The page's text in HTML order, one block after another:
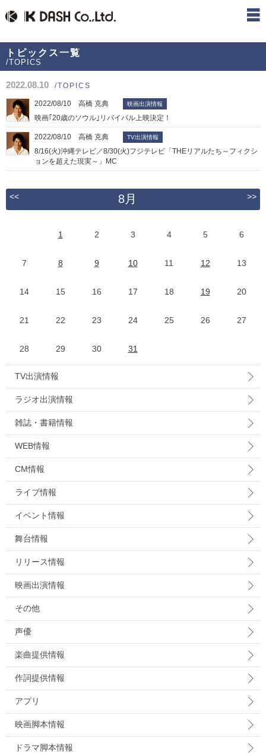
トピックス一覧
/TOPICS
2022.08.10 /TOPICS
2022/08/10 高橋 克典 映画出演情報
映画｢20歳のソウル｣リバイバル上映決定！
2022/08/10 高橋 克典 TV出演情報
8/16(火)沖縄テレビ／8/30(火)フジテレビ「THEリアルたち～フィクシ
ョンを超えた現実～」MC
<< 8月 >>
1 2 3 4 5 6
7 8 9 10 11 12 13
14 15 16 17 18 19 20
21 22 23 24 25 26 27
28 29 30 31
TV出演情報
ラジオ出演情報
雑誌・書籍情報
WEB情報
CM情報
ライブ情報
イベント情報
舞台情報
リリース情報
映画出演情報
その他
声優
楽曲提供情報
作詞提供情報
アプリ
映画脚本情報
ドラマ脚本情報